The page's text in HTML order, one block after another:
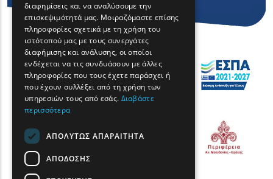
BULGARIAN
ROMANIAN
TURKISH
διαφημίσεις και να αναλύσουμε την
επισκεψιμότητά μας. Μοιραζόμαστε επίσης
πληροφορίες σχετικά με τη χρήση του
ιστότοπού μας με τους συνεργάτες
διαφήμισης και ανάλυσης, οι οποίοι
ενδέχεται να τις συνδυάσουν με άλλες
πληροφορίες που τους έχετε παράσχει ή
που έχουν συλλέξει από τη χρήση των
υπηρεσιών τους από εσάς. Διαβάστε
περισσότερα
ΑΠΟΛΎΤΩΣ ΑΠΑΡΑΊΤΗΤΑ
ΑΠΌΔΟΣΗΣ